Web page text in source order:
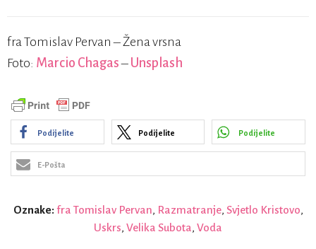
fra Tomislav Pervan – Žena vrsna
Foto: Marcio Chagas– Unsplash
Podijelite Podijelite Podijelite
E-Pošta
Oznake: fra Tomislav Pervan, Razmatranje, Svjetlo Kristovo,
Uskrs, Velika Subota, Voda